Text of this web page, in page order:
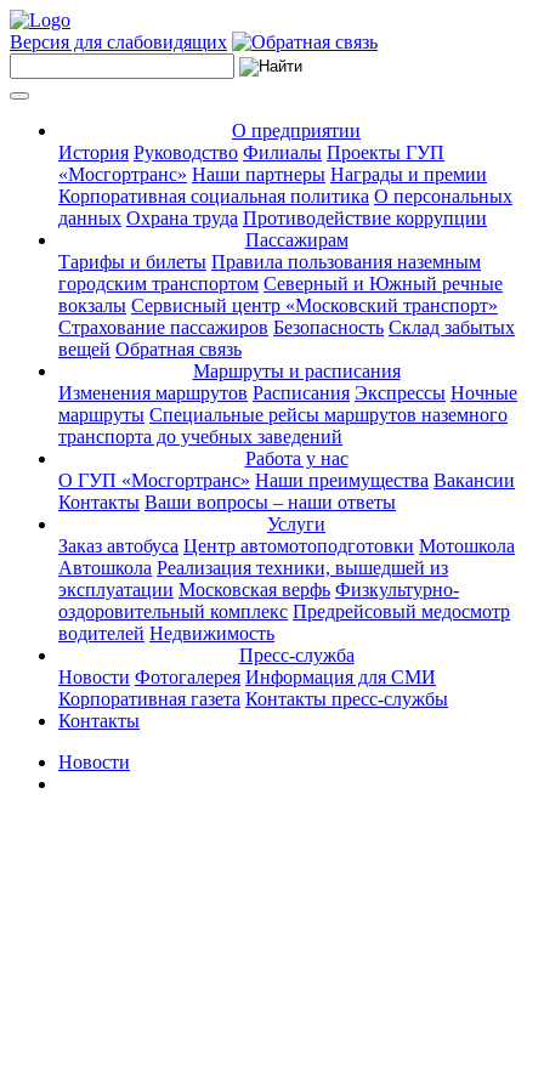
Версия для слабовидящих
О предприятии
История Руководство Филиалы Проекты ГУП
«Мосгортранс» Наши партнеры Награды и премии
Корпоративная социальная политика О персональных
данных Охрана труда Противодействие коррупции
Пассажирам
Тарифы и билеты Правила пользования наземным
городским транспортом Северный и Южный речные
вокзалы Сервисный центр «Московский транспорт»
Страхование пассажиров Безопасность Склад забытых
вещей Обратная связь
Маршруты и расписания
Изменения маршрутов Расписания Экспрессы Ночные
маршруты Специальные рейсы маршрутов наземного
транспорта до учебных заведений
Работа у нас
О ГУП «Мосгортранс» Наши преимущества Вакансии
Контакты Ваши вопросы – наши ответы
Услуги
Заказ автобуса Центр автомотоподготовки Мотошкола
Автошкола Реализация техники, вышедшей из
эксплуатации Московская верфь Физкультурно-
оздоровительный комплекс Предрейсовый медосмотр
водителей Недвижимость
Пресс-служба
Новости Фотогалерея Информация для СМИ
Корпоративная газета Контакты пресс-службы
Контакты
Новости